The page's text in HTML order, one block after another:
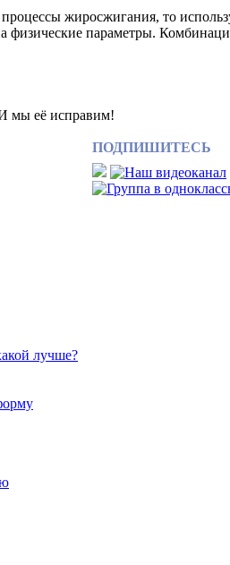
жиросжигания, то
физические параметры.
мы её исправим!
ПОДПИШИТЕСЬ
лучше?